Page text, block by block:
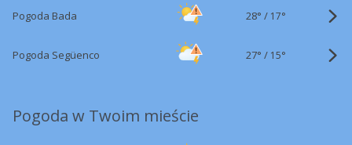
Pogoda Bada 28° / 17°
Pogoda Següenco 27° / 15°
Pogoda w Twoim mieście